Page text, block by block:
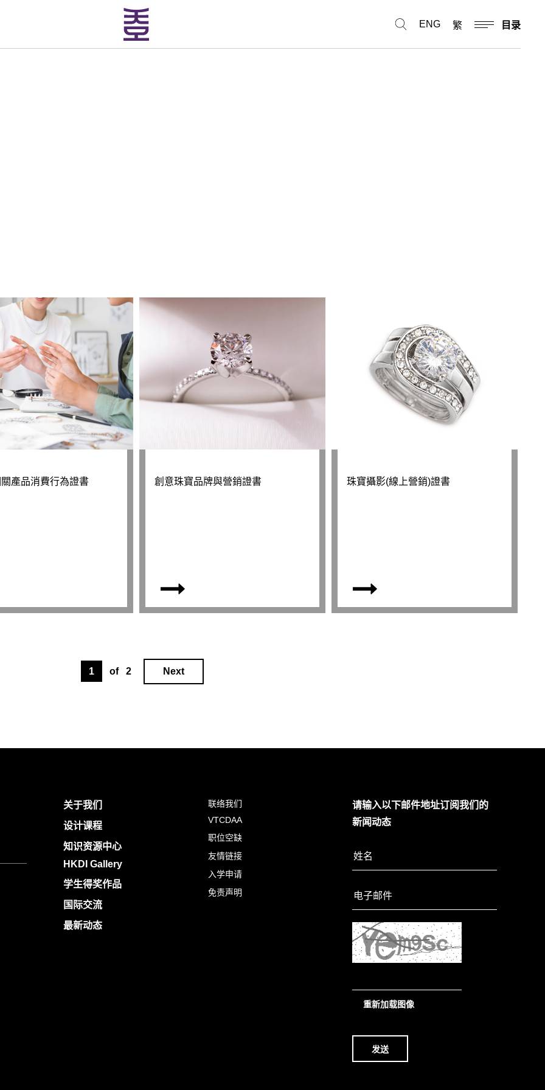
ENG 繁 目录
產品消費行為證書 創意珠寶品牌與營銷證書 珠寶攝影(線上營銷)證書
1 of 2 Next
关于我们
设计课程
知识资源中心
HKDI Gallery
学生得奖作品
国际交流
最新动态
联络我们
VTCDAA
职位空缺
友情链接
入学申请
免责声明
请输入以下邮件地址订阅我们的
新闻动态
重新加载图像
发送